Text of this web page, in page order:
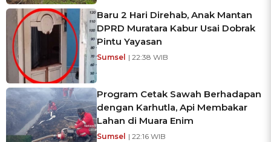
Baru 2 Hari Direhab, Anak Mantan
DPRD Muratara Kabur Usai Dobrak
Pintu Yayasan
Sumsel | 22:38 WIB
Program Cetak Sawah Berhadapan
dengan Karhutla, Api Membakar
Lahan di Muara Enim
Sumsel | 22:16 WIB